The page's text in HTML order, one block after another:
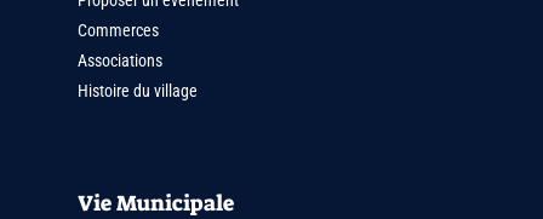
Commerces
Associations
Histoire du village
Vie Municipale